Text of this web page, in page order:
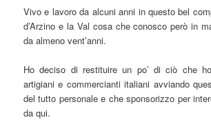
Vivo e lavoro da alcuni anni in questo bel
d’Arzino e la Val cosa che conosco però in
da almeno vent’anni.
Ho deciso di restituire un po’ di ciò che
artigiani e commercianti italiani avviando
del tutto personale e che sponsorizzo per
da qui.